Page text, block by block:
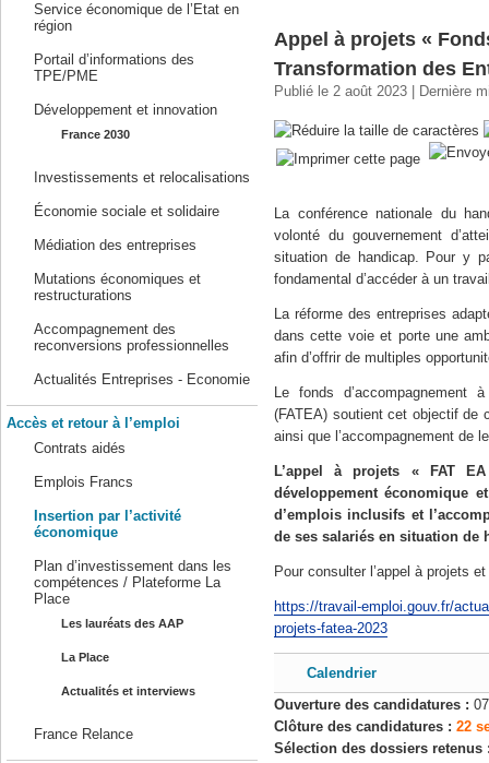
Service économique de l’Etat en
région
Portail d’informations des
TPE/PME
Développement et innovation
France 2030
Investissements et relocalisations
Économie sociale et solidaire
Médiation des entreprises
Mutations économiques et
restructurations
Accompagnement des
reconversions professionnelles
Actualités Entreprises - Economie
Accès et retour à l’emploi
Contrats aidés
Emplois Francs
Insertion par l’activité
économique
Plan d’investissement dans les
compétences / Plateforme La
Place
Les lauréats des AAP
La Place
Actualités et interviews
France Relance
Appel à projets «
Transformation des
Publié le 2 août 2023 | Dernière
La conférence nationale du
volonté du gouvernement
situation de handicap. Pour y
fondamental d’accéder à un
La réforme des entreprises
dans cette voie et porte une
afin d’offrir de multiples
Le fonds
(FATEA) soutient cet objectif de
ainsi que l’accompagnement de
L’appel à projets « FAT
développement économique
d’emplois inclusifs et
de ses salariés en situation de
Pour consulter l’appel à projets
https://travail-emploi.gouv.fr/
projets-fatea-2023
Calendrier
Ouverture des candidatures :
Clôture des candidatures : 22
Sélection des dossiers retenus